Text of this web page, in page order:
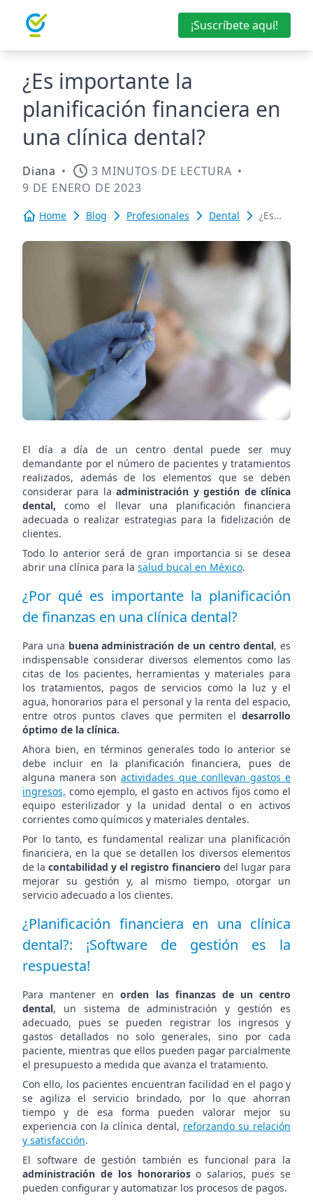
¡Suscríbete aquí!
¿Es importante la
planificación financiera en
una clínica dental?
Diana • 3 MINUTOS DE LECTURA •
9 DE ENERO DE 2023
Home Blog Profesionales Dental
¿Es
la
financiera
clínica
dental?
El día a día de un centro dental puede ser muy
demandante por el número de pacientes y tratamientos
realizados, además de los elementos que se deben
considerar para laadministración y gestión de clínica
dental, como el llevar una planificación financiera
adecuada o realizar estrategias para la fidelización de
clientes.
Todo lo anterior será de gran importancia si se desea
abrir una clínica para la salud bucal en México.
¿Por qué es importante la planificación
de finanzas en una clínica dental?
Para una buena administración de un centro dental, es
indispensable considerar diversos elementos como las
citas de los pacientes, herramientas y materiales para
los tratamientos, pagos de servicios como la luz y el
agua, honorarios para el personal y la renta del espacio,
entre otros puntos claves que permiten el desarrollo
óptimo de la clínica.
Ahora bien, en términos generales todo lo anterior se
debe incluir en la planificación financiera, pues de
alguna manera sonactividades que conllevan gastos e
ingresos, como ejemplo, el gasto en activos fijos como el
equipo esterilizador y la unidad dental o en activos
corrientes como químicos y materiales dentales.
Por lo tanto, es fundamental realizar una planificación
financiera, en la que se detallen los diversos elementos
de la contabilidad y el registro financiero del lugar para
mejorar su gestión y, al mismo tiempo, otorgar un
servicio adecuado a los clientes.
¿Planificación financiera en una clínica
dental?: ¡Software de gestión es la
respuesta!
Para mantener enorden las finanzas de un centro
dental, un sistema de administración y gestión es
adecuado, pues se pueden registrar los ingresos y
gastos detallados no solo generales, sino por cada
paciente, mientras que ellos pueden pagar parcialmente
el presupuesto a medida que avanza el tratamiento.
Con ello, los pacientes encuentran facilidad en el pago y
se agiliza el servicio brindado, por lo que ahorran
tiempo y de esa forma pueden valorar mejor su
experiencia con la clínica dental, reforzando su relación
y satisfacción.
El software de gestión también es funcional para la
administración de los honorarioso salarios, pues se
pueden configurar y automatizar los procesos de pagos.